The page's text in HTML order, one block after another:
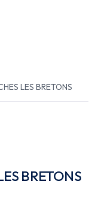
LES BRETONS
BRETONS